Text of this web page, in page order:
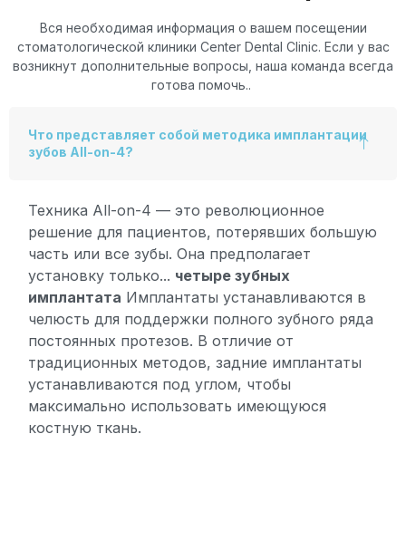
Вся необходимая информация о вашем посещении
стоматологической клиники Center Dental Clinic. Если у вас
возникнут дополнительные вопросы, наша команда всегда
готова помочь..
Что представляет собой методика имплантации
зубов All-on-4?
Техника All-on-4 — это революционное
решение для пациентов, потерявших большую
часть или все зубы. Она предполагает
установку только... четыре зубных
имплантата Имплантаты устанавливаются в
челюсть для поддержки полного зубного ряда
постоянных протезов. В отличие от
традиционных методов, задние имплантаты
устанавливаются под углом, чтобы
максимально использовать имеющуюся
костную ткань.